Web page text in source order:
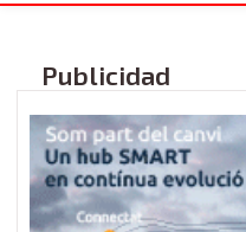
Publicidad